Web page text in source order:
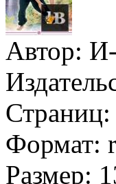
Автор:
Страниц:
Формат:
Размер: